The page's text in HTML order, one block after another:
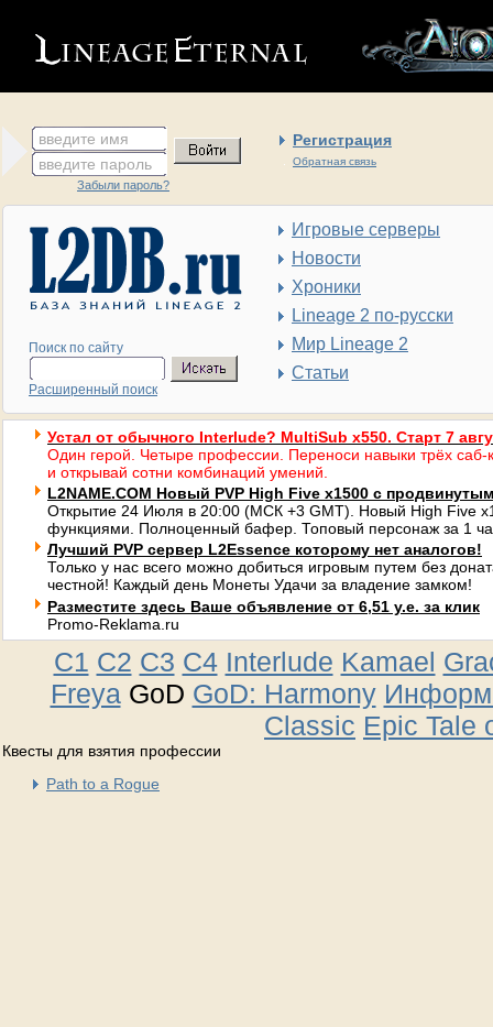
введите имя Регистрация
Обратная связь
введите пароль
Забыли пароль?
Поиск по сайту
Расширенный поиск
Игровые серверы
Новости
Хроники
Lineage 2 по-русски
Мир Lineage 2
Статьи
Устал от обычного Interlude? MultiSub x550. Старт 7
Один герой. Четыре профессии. Переноси навыки трёх саб-
и открывай сотни комбинаций умений.
L2NAME.COM Новый PVP High Five x1500 с
Открытие 24 Июля в 20:00 (МСК +3 GMT). Новый High Five
функциями. Полноценный бафер. Топовый персонаж за 1
Лучший PVP сервер L2Essence которому нет аналогов!
Только у нас всего можно добиться игровым путем без
честной! Каждый день Монеты Удачи за владение замком!
Разместите здесь Ваше объявление от 6,51 у.е. за клик
Promo-Reklama.ru
C1 C2 C3 C4 Interlude Kamael
FreyaGoD GoD: Harmony
Classic Epic Tale
Квесты для взятия профессии
Path to a Rogue